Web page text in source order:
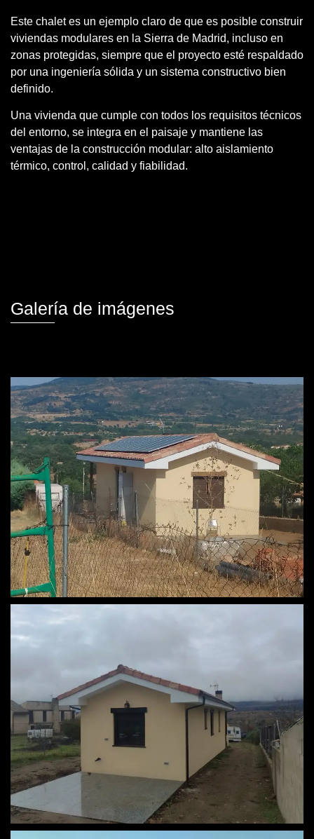
Este chalet es un ejemplo claro de que es posible construir
viviendas modulares en la Sierra de Madrid, incluso en
zonas protegidas, siempre que el proyecto esté respaldado
por una ingeniería sólida y un sistema constructivo bien
definido.
Una vivienda que cumple con todos los requisitos técnicos
del entorno, se integra en el paisaje y mantiene las
ventajas de la construcción modular: alto aislamiento
térmico, control, calidad y fiabilidad.
Galería de imágenes